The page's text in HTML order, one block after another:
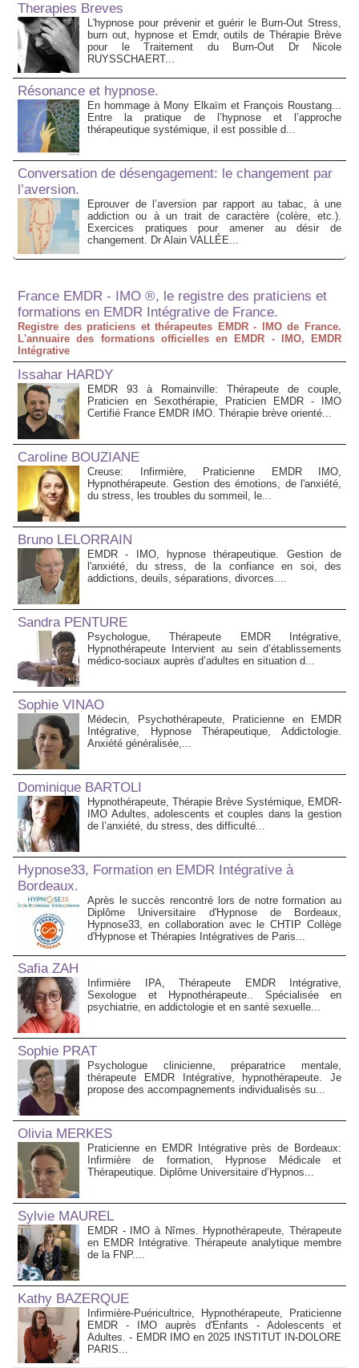
Therapies Breves
L'hypnose pour prévenir et guérir le Burn-Out Stress,
burn out, hypnose et Emdr, outils de Thérapie Brève
pour le Traitement du Burn-Out Dr Nicole
RUYSSCHAERT...
Résonance et hypnose.
En hommage à Mony Elkaïm et François Roustang...
Entre la pratique de l’hypnose et l’approche
thérapeutique systémique, il est possible d...
Conversation de désengagement: le changement par
l’aversion.
Eprouver de l’aversion par rapport au tabac, à une
addiction ou à un trait de caractère (colère, etc.).
Exercices pratiques pour amener au désir de
changement. Dr Alain VALLÉE...
France EMDR - IMO ®, le registre des praticiens et
formations en EMDR Intégrative de France.
Registre des praticiens et thérapeutes EMDR - IMO de France.
L'annuaire des formations officielles en EMDR - IMO, EMDR
Intégrative
Issahar HARDY
EMDR 93 à Romainville: Thérapeute de couple,
Praticien en Sexothérapie, Praticien EMDR - IMO
Certifié France EMDR IMO. Thérapie brève orienté...
Caroline BOUZIANE
Creuse: Infirmière, Praticienne EMDR IMO,
Hypnothérapeute. Gestion des émotions, de l'anxiété,
du stress, les troubles du sommeil, le...
Bruno LELORRAIN
EMDR - IMO, hypnose thérapeutique. Gestion de
l'anxiété, du stress, de la confiance en soi, des
addictions, deuils, séparations, divorces....
Sandra PENTURE
Psychologue, Thérapeute EMDR Intégrative,
Hypnothérapeute Intervient au sein d’établissements
médico‑sociaux auprès d’adultes en situation d...
Sophie VINAO
Médecin, Psychothérapeute, Praticienne en EMDR
Intégrative, Hypnose Thérapeutique, Addictologie.
Anxiété généralisée,...
Dominique BARTOLI
Hypnothérapeute, Thérapie Brève Systémique, EMDR-
IMO Adultes, adolescents et couples dans la gestion
de l’anxiété, du stress, des difficulté...
Hypnose33, Formation en EMDR Intégrative à
Bordeaux.
Après le succès rencontré lors de notre formation au
Diplôme Universitaire d'Hypnose de Bordeaux,
Hypnose33, en collaboration avec le CHTIP Collège
d'Hypnose et Thérapies Intégratives de Paris...
Safia ZAH
Infirmière IPA, Thérapeute EMDR Intégrative,
Sexologue et Hypnothérapeute.. Spécialisée en
psychiatrie, en addictologie et en santé sexuelle...
Sophie PRAT
Psychologue clinicienne, préparatrice mentale,
thérapeute EMDR Intégrative, hypnothérapeute. Je
propose des accompagnements individualisés su...
Olivia MERKES
Praticienne en EMDR Intégrative près de Bordeaux:
Infirmière de formation, Hypnose Médicale et
Thérapeutique. Diplôme Universitaire d’Hypnos...
Sylvie MAUREL
EMDR - IMO à Nîmes. Hypnothérapeute, Thérapeute
en EMDR Intégrative. Thérapeute analytique membre
de la FNP....
Kathy BAZERQUE
Infirmière-Puéricultrice, Hypnothérapeute, Praticienne
EMDR - IMO auprès d'Enfants - Adolescents et
Adultes. - EMDR IMO en 2025 INSTITUT IN-DOLORE
PARIS...